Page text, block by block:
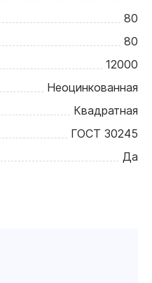
80
80
12000
Неоцинкованная
Квадратная
ГОСТ 30245
Да